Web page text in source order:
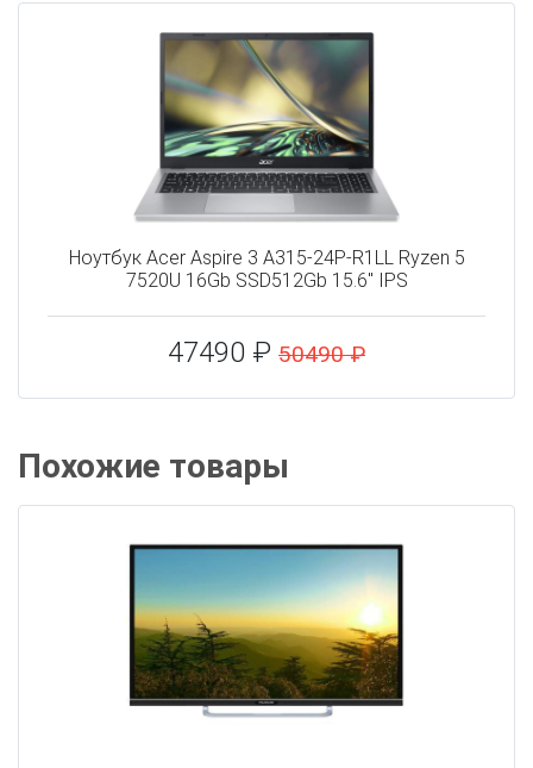
Ноутбук Acer Aspire 3 A315-24P-R1LL Ryzen 5
7520U 16Gb SSD512Gb 15.6" IPS
47490 ₽ 50490 ₽
Похожие товары